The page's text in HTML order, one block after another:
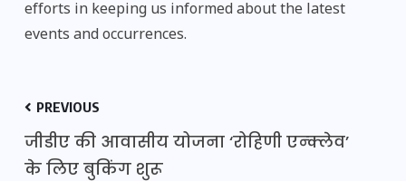
efforts in keeping us informed about the latest
events and occurrences.
PREVIOUS
जीडीए की आवासीय योजना ‘रोहिणी एन्क्लेव’
के लिए बुकिंग शुरू